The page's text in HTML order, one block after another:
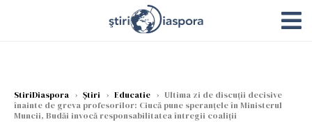
StiriDiaspora › Știri › Educatie › Ultima zi de discuţii decisive
înainte de greva profesorilor: Ciucă pune speranțele în Ministerul
Muncii, Budăi invocă responsabilitatea întregii coaliții